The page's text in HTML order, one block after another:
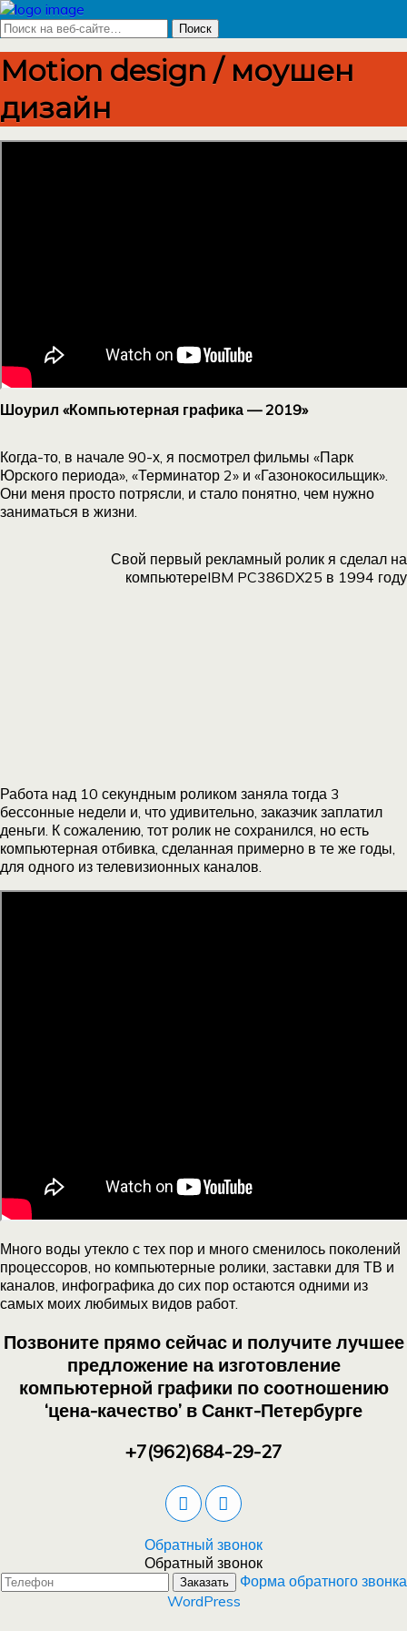
Motion design / моушен
дизайн
Шоурил «Компьютерная графика — 2019»
Когда-то, в начале 90-х, я посмотрел фильмы «Парк
Юрского периода», «Терминатор 2» и «Газонокосильщик».
Они меня просто потрясли, и стало понятно, чем нужно
заниматься в жизни.
Свой первый рекламный ролик я сделал на
компьютереIBM PC386DX25 в 1994 году
Работа над 10 секундным роликом заняла тогда 3
бессонные недели и, что удивительно, заказчик заплатил
деньги. К сожалению, тот ролик не сохранился, но есть
компьютерная отбивка, сделанная примерно в те же годы,
для одного из телевизионных каналов.
Много воды утекло с тех пор и много сменилось поколений
процессоров, но компьютерные ролики, заставки для ТВ и
каналов, инфографика до сих пор остаются одними из
самых моих любимых видов работ.
Позвоните прямо сейчас и получите лучшее
предложение на изготовление
компьютерной графики по соотношению
‘цена-качество’ в Санкт-Петербурге
+7(962)684-29-27
Обратный звонок
Обратный звонок
Заказать
Форма обратного звонка
WordPress